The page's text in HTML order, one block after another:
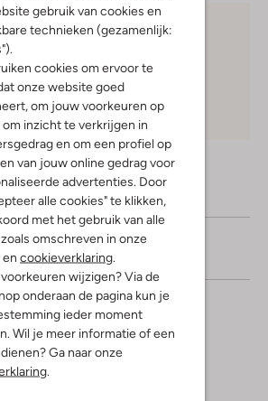
gebruik van cookies en
technieken (gezamenlijk:
cookies om ervoor te
onze website goed
om jouw voorkeuren op
om inzicht te verkrijgen in
en om een profiel op
van jouw online gedrag voor
advertenties. Door
alle cookies" te klikken,
met het gebruik van alle
omschreven in onze
en cookieverklaring.
wijzigen? Via de
onderaan de pagina kun je
ieder moment
Wil je meer informatie of een
Ga naar onze
.
vanaf €75,-
binnen 30 dagen*
met Klarna
10sixteen